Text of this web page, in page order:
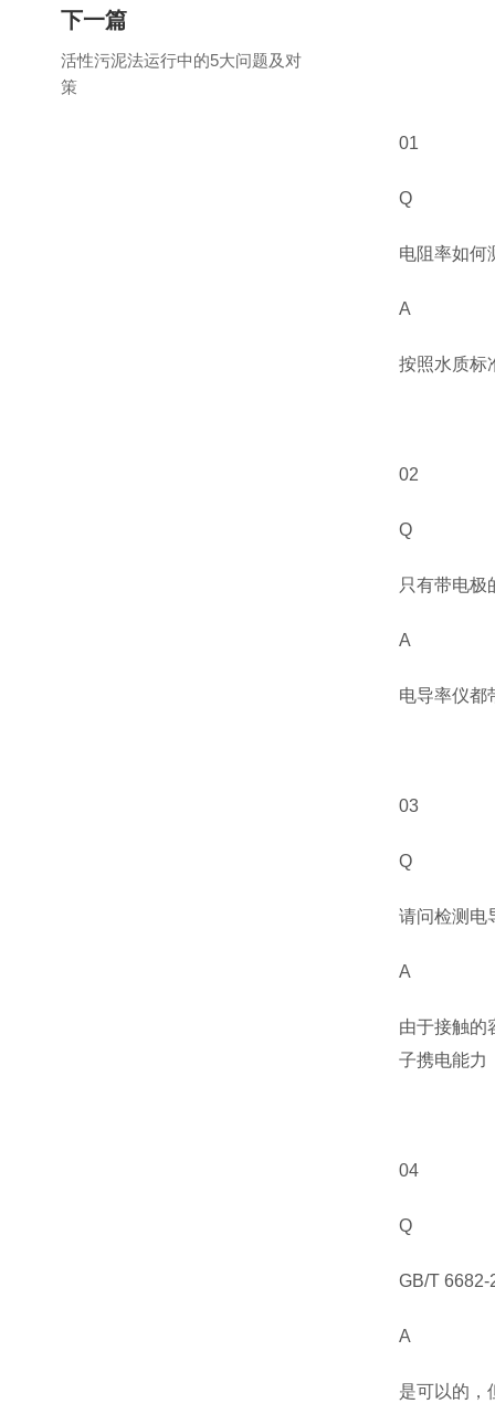
01
Q
电阻率如何
A
按照水质标
02
Q
只有带电极
A
电导率仪都
03
Q
请问检测电
A
由于接触的
子携电能力
04
Q
GB/T 6682-
A
是可以的，
下一篇
活性污泥法运行中的5大问题及对
策